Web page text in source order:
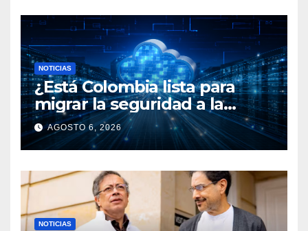
NOTICIAS
¿Está Colombia lista para
migrar la seguridad a la
nube?
AGOSTO 6, 2026
NOTICIAS